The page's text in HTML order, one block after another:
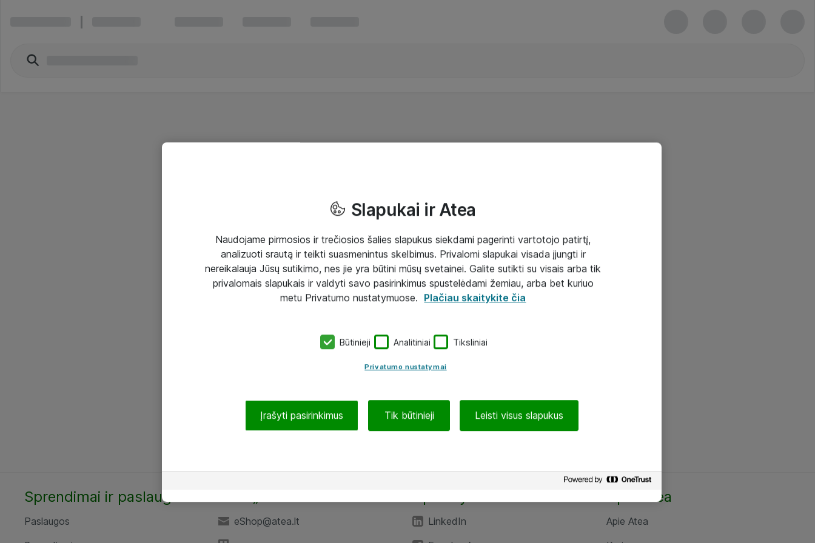
Sprendimai ir paslaugos
Paslaugos
eShop@atea.lt
LinkedIn
Apie Atea
Apie Atea
Slapukai ir Atea
Naudojame pirmosios ir trečiosios šalies slapukus siekdami pagerinti vartotojo patirtį,
analizuoti srautą ir teikti suasmenintus skelbimus. Privalomi slapukai visada įjungti ir
nereikalauja Jūsų sutikimo, nes jie yra būtini mūsų svetainei. Galite sutikti su visais arba tik
privalomais slapukais ir valdyti savo pasirinkimus spustelėdami žemiau, arba bet kuriuo
metu Privatumo nustatymuose. Plačiau skaitykite čia
Būtinieji Analitiniai Tiksliniai
Privatumo nustatymai
Įrašyti pasirinkimus Tik būtinieji Leisti visus slapukus